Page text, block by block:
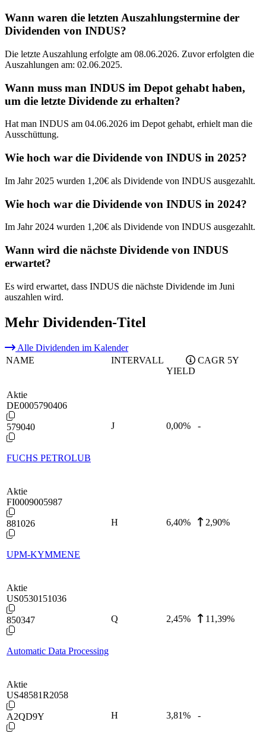
Wann waren die letzten Auszahlungstermine der
Dividenden von INDUS?
Die letzte Auszahlung erfolgte am 08.06.2026. Zuvor erfolgten die
Auszahlungen am: 02.06.2025.
Wann muss man INDUS im Depot gehabt haben,
um die letzte Dividende zu erhalten?
Hat man INDUS am 04.06.2026 im Depot gehabt, erhielt man die
Ausschüttung.
Wie hoch war die Dividende von INDUS in 2025?
Im Jahr 2025 wurden 1,20€ als Dividende von INDUS ausgezahlt.
Wie hoch war die Dividende von INDUS in 2024?
Im Jahr 2024 wurden 1,20€ als Dividende von INDUS ausgezahlt.
Wann wird die nächste Dividende von INDUS
erwartet?
Es wird erwartet, dass INDUS die nächste Dividende im Juni
auszahlen wird.
Mehr Dividenden-Titel
Alle Dividenden im Kalender
NAME
INTERVALL
YIELD
CAGR 5Y
Aktie
DE0005790406
579040
FUCHS PETROLUB
J 0,00% -
Aktie
FI0009005987
881026
UPM-KYMMENE
H 6,40% 2,90%
Aktie
US0530151036
850347
Automatic Data Processing
Q 2,45% 11,39%
Aktie
US48581R2058
A2QD9Y H 3,81% -